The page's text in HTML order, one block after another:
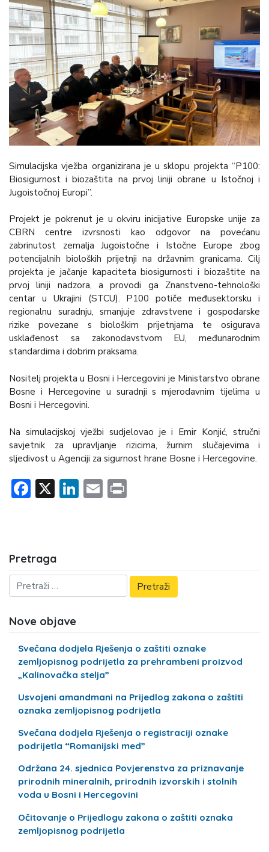
Simulacijska vježba organizirana je u sklopu projekta “P100:
Biosigurnost i biozaštita na prvoj liniji obrane u Istočnoj i
Jugoistočnoj Europi”.
Projekt je pokrenut je u okviru inicijative Europske unije za
CBRN centre izvrsnosti kao odgovor na povećanu
zabrinutost zemalja Jugoistočne i Istočne Europe zbog
potencijalnih bioloških prijetnji na državnim granicama. Cilj
projekta je jačanje kapaciteta biosigurnosti i biozaštite na
prvoj liniji nadzora, a provodi ga Znanstveno-tehnološki
centar u Ukrajini (STCU). P100 potiče međusektorsku i
regionalnu suradnju, smanjuje zdravstvene i gospodarske
rizike povezane s biološkim prijetnjama te osigurava
usklađenost sa zakonodavstvom EU, međunarodnim
standardima i dobrim praksama.
Nositelj projekta u Bosni i Hercegovini je Ministarstvo obrane
Bosne i Hercegovine u suradnji s mjerodavnim tijelima u
Bosni i Hercegovini.
Na simulacijskoj vježbi sudjelovao je i Emir Konjić, stručni
savjetnik za upravljanje rizicima, žurnim slučajevima i
sljedivost u Agenciji za sigurnost hrane Bosne i Hercegovine.
Facebook
X LinkedIn
Email
Pretraga
Nove objave
Svečana dodjela Rješenja o zaštiti oznake
zemljopisnog podrijetla za prehrambeni proizvod
„Kalinovačka stelja”
Usvojeni amandmani na Prijedlog zakona o zaštiti
oznaka zemljopisnog podrijetla
Svečana dodjela Rješenja o registraciji oznake
podrijetla “Romanijski med”
Održana 24. sjednica Povjerenstva za priznavanje
prirodnih mineralnih, prirodnih izvorskih i stolnih
voda u Bosni i Hercegovini
Očitovanje o Prijedlogu zakona o zaštiti oznaka
zemljopisnog podrijetla